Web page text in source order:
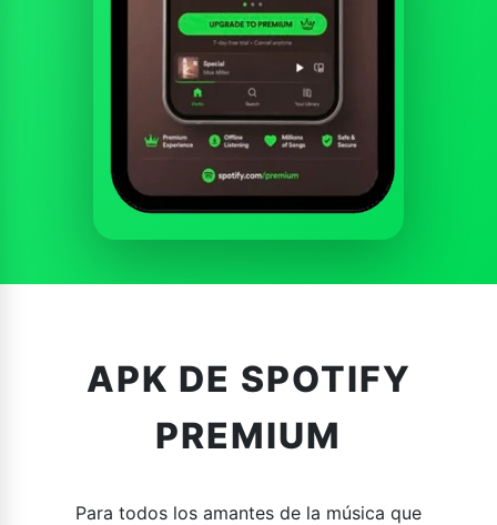
APK DE SPOTIFY
PREMIUM
Para todos los amantes de la música que